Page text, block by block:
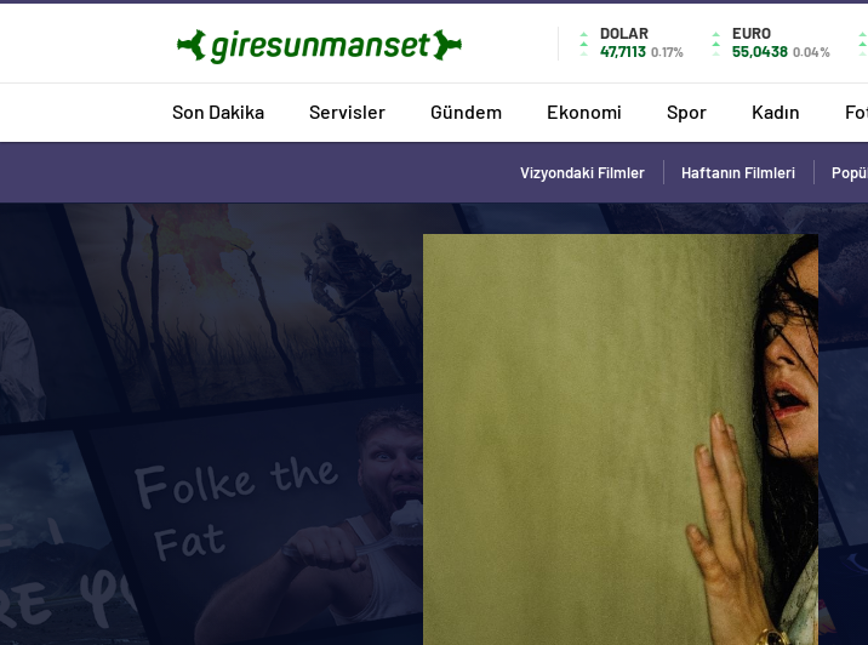
DOLAR
47,7113 0.17%
EURO
55,0438 0.04%
Son Dakika Servisler Gündem Ekonomi Spor Kadın
Vizyondaki Filmler Haftanın Filmleri